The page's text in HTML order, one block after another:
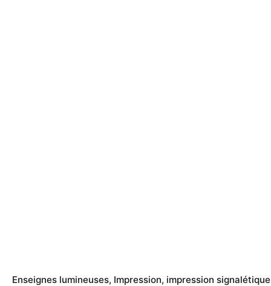
Enseignes lumineuses Impression impression signalétique